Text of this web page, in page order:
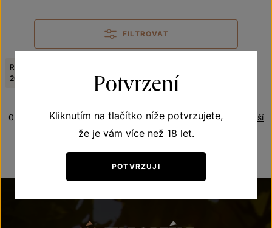
FILTROVAT
Ročník:
2022
Nejdražší
Řazení:
0 produktů
Potvrzení
Kliknutím na tlačítko níže potvrzujete,
že je vám více než 18 let.
POTVRZUJI